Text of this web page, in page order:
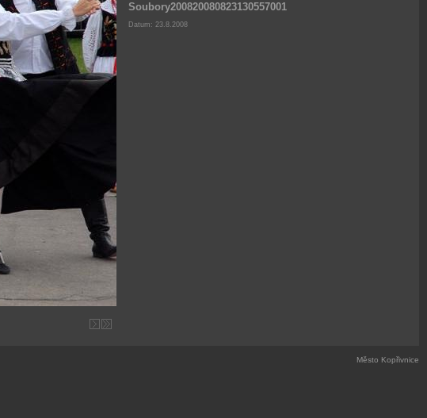
Soubory200820080823130557001
Datum: 23.8.2008
Město Kopřivnice